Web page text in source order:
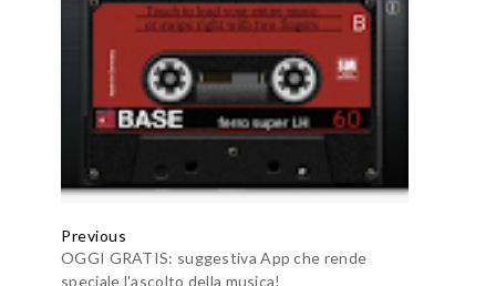
Previous
OGGI GRATIS: suggestiva App che rende
speciale l'ascolto della musica!